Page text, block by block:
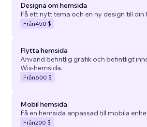
Designa om hemsida
Få ett nytt tema och en ny design till din
Från450 $
Flytta hemsida
Använd befintlig grafik och befintligt
Wix-hemsida.
Från600 $
Mobil hemsida
Få en hemsida anpassad till mobila
Från200 $